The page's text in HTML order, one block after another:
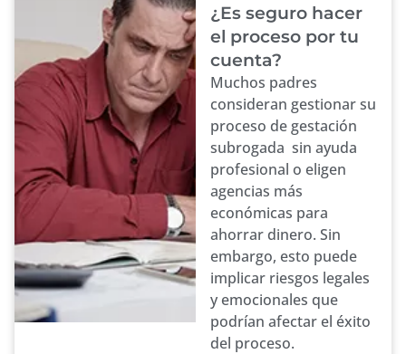
¿Es seguro hacer
el proceso por tu
cuenta?
Muchos padres
consideran gestionar su
proceso de gestación
subrogada sin ayuda
profesional o eligen
agencias más
económicas para
ahorrar dinero. Sin
embargo, esto puede
implicar riesgos legales
y emocionales que
podrían afectar el éxito
del proceso.